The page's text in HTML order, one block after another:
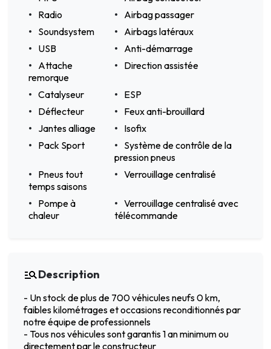
Radio
Airbag passager
Soundsystem
Airbags latéraux
USB
Anti-démarrage
Attache
remorque
Direction assistée
Catalyseur
ESP
Déflecteur
Feux anti-brouillard
Jantes alliage
Isofix
Pack Sport
Système de contrôle de la
pression pneus
Pneus tout
temps saisons
Verrouillage centralisé
Pompe à
chaleur
Verrouillage centralisé avec
télécommande
Description
- Un stock de plus de 700 véhicules neufs 0 km,
faibles kilométrages et occasions reconditionnés par
notre équipe de professionnels
- Tous nos véhicules sont garantis 1 an minimum ou
directement par le constructeur